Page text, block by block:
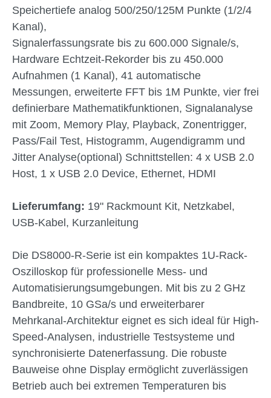
Speichertiefe analog 500/250/125M Punkte (1/2/4
Kanal),
Signalerfassungsrate bis zu 600.000 Signale/s,
Hardware Echtzeit-Rekorder bis zu 450.000
Aufnahmen (1 Kanal), 41 automatische
Messungen, erweiterte FFT bis 1M Punkte, vier frei
definierbare Mathematikfunktionen, Signalanalyse
mit Zoom, Memory Play, Playback, Zonentrigger,
Pass/Fail Test, Histogramm, Augendigramm und
Jitter Analyse(optional) Schnittstellen: 4 x USB 2.0
Host, 1 x USB 2.0 Device, Ethernet, HDMI
Lieferumfang: 19" Rackmount Kit, Netzkabel,
USB-Kabel, Kurzanleitung
Die DS8000-R-Serie ist ein kompaktes 1U-Rack-
Oszilloskop für professionelle Mess- und
Automatisierungsumgebungen. Mit bis zu 2 GHz
Bandbreite, 10 GSa/s und erweiterbarer
Mehrkanal-Architektur eignet es sich ideal für High-
Speed-Analysen, industrielle Testsysteme und
synchronisierte Datenerfassung. Die robuste
Bauweise ohne Display ermöglicht zuverlässigen
Betrieb auch bei extremen Temperaturen bis